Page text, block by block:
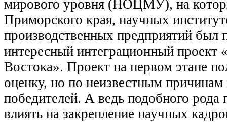
мирового уровня (НОЦМУ), на
Приморского края, научных
производственных предприятий был
интересный интеграционный проект
Востока». Проект на первом этапе
оценку, но по неизвестным причинам
победителей. А ведь подобного
влиять на закрепление научных